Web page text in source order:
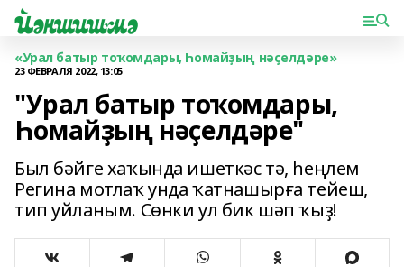
«Урал батыр тоҡомдары, Һомайҙың нәҫелдәре»
23 ФЕВРАЛЯ 2022, 13:05
"Урал батыр тоҡомдары,
Һомайҙың нәҫелдәре"
Был бәйге хаҡында ишеткәс тә, һеңлем
Регина мотлаҡ унда ҡатнашырға тейеш,
тип уйланым. Сөнки ул бик шәп ҡыҙ!